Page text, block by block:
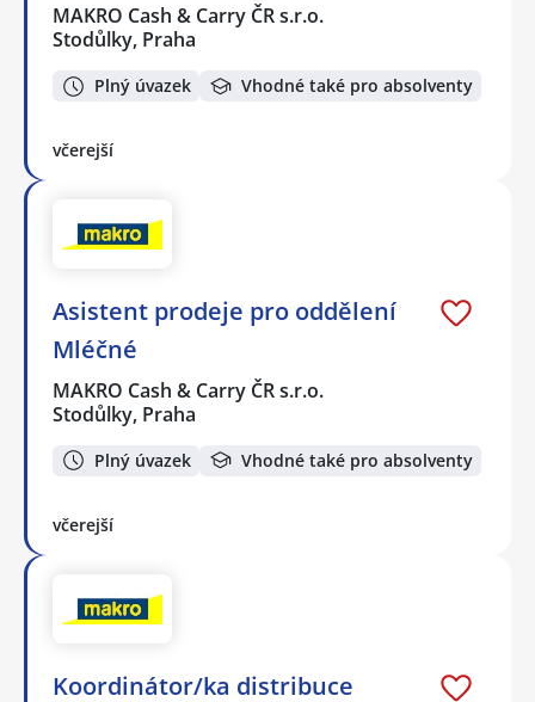
MAKRO Cash & Carry ČR s.r.o.
Stodůlky, Praha
Plný úvazek Vhodné také pro absolventy
včerejší
Asistent prodeje pro oddělení
Mléčné
MAKRO Cash & Carry ČR s.r.o.
Stodůlky, Praha
Plný úvazek Vhodné také pro absolventy
včerejší
Koordinátor/ka distribuce